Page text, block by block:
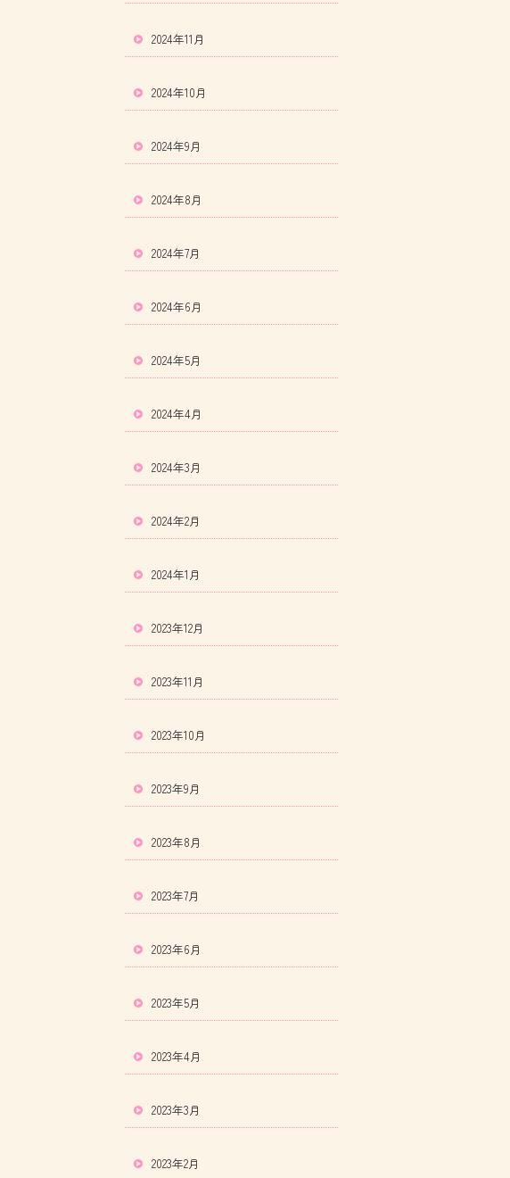
2024年11月
2024年10月
2024年9月
2024年8月
2024年7月
2024年6月
2024年5月
2024年4月
2024年3月
2024年2月
2024年1月
2023年12月
2023年11月
2023年10月
2023年9月
2023年8月
2023年7月
2023年6月
2023年5月
2023年4月
2023年3月
2023年2月